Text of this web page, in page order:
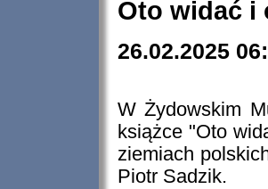
Oto widać i
26.02.2025
W Żydowskim
książce "Oto
ziemiach
Piotr Sadzik.